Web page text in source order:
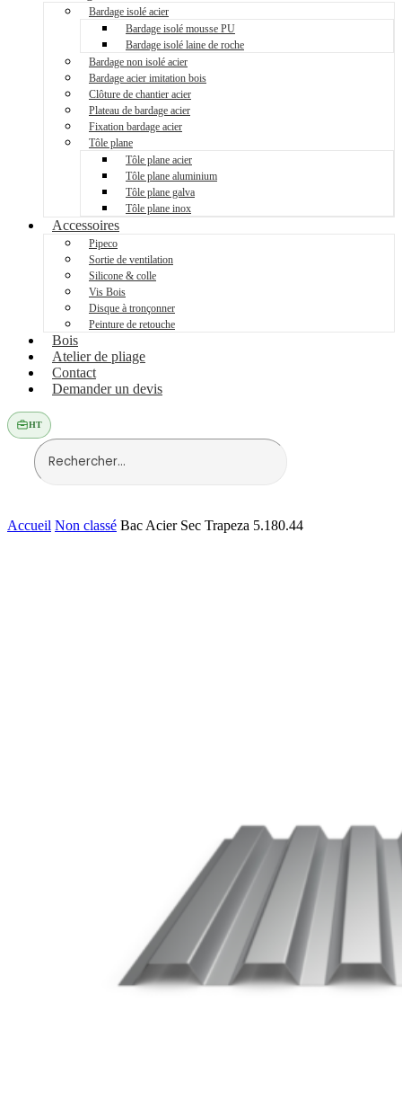
Bardage isolé acier
Bardage isolé mousse PU
Bardage isolé laine de roche
Bardage non isolé acier
Bardage acier imitation bois
Clôture de chantier acier
Plateau de bardage acier
Fixation bardage acier
Tôle plane
Tôle plane acier
Tôle plane aluminium
Tôle plane galva
Tôle plane inox
Accessoires
Pipeco
Sortie de ventilation
Silicone & colle
Vis Bois
Disque à tronçonner
Peinture de retouche
Bois
Atelier de pliage
Contact
Demander un devis
HT
Accueil Non classé Bac Acier Sec Trapeza 5.180.44